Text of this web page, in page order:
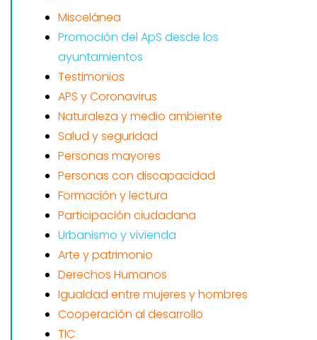
Miscelánea
Promoción del ApS desde los
ayuntamientos
Testimonios
APS y Coronavirus
Naturaleza y medio ambiente
Salud y seguridad
Personas mayores
Personas con discapacidad
Formación y lectura
Participación ciudadana
Urbanismo y vivienda
Arte y patrimonio
Derechos Humanos
Igualdad entre mujeres y hombres
Cooperación al desarrollo
TIC